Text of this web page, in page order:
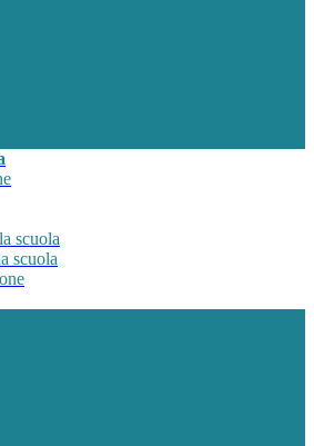
scuola
scuola